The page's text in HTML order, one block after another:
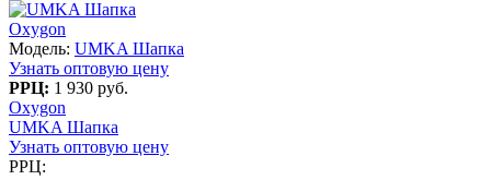
Oxygon
Модель: UMKA Шапка
Узнать оптовую цену
РРЦ: 1 930 руб.
Oxygon
UMKA Шапка
Узнать оптовую цену
РРЦ: